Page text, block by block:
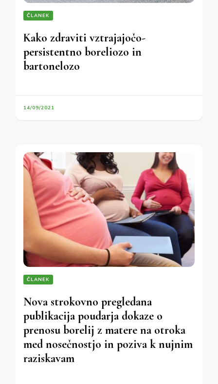
ČLANEK
Kako zdraviti vztrajajočo-
persistentno boreliozo in
bartonelozo
14/09/2021
ČLANEK
Nova strokovno pregledana
publikacija poudarja dokaze o
prenosu borelij z matere na otroka
med nosečnostjo in poziva k nujnim
raziskavam